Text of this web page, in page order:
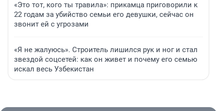
«Это тот, кого ты травила»: прикамца приговорили к
22 годам за убийство семьи его девушки, сейчас он
звонит ей с угрозами
«Я не жалуюсь». Строитель лишился рук и ног и стал
звездой соцсетей: как он живет и почему его семью
искал весь Узбекистан